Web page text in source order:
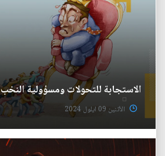
الاستجابة للتحولات ومسؤولية النخب
الأثنين 09 ايلول 2024